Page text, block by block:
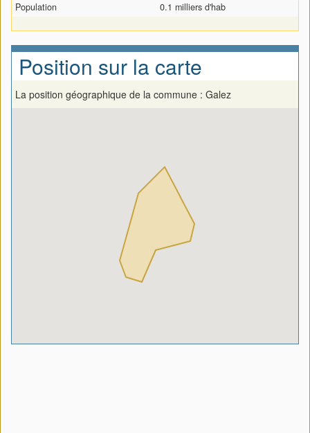
Population
0.1 milliers d'hab
Position sur la carte
La position géographique de la commune : Galez